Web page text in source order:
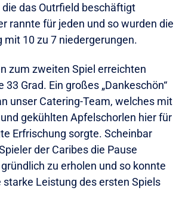
das Outrfield beschäftigt
rannte für jeden und so wurden die
mit 10 zu 7 niedergerungen.
zum zweiten Spiel erreichten
33 Grad. Ein großes „Dankeschön“
unser Catering-Team, welches mit
gekühlten Apfelschorlen hier für
Erfrischung sorgte. Scheinbar
der Caribes die Pause
zu erholen und so konnte
starke Leistung des ersten Spiels